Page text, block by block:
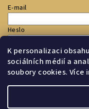
K personalizaci
sociálních médií a
soubory cookies. Více
E-mail
Heslo
Přihlásit se
Nová registrace